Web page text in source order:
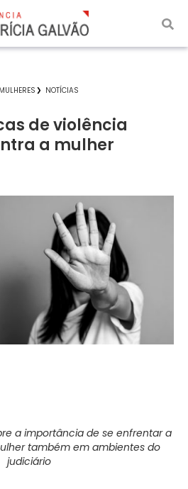
NOTÍCIAS
de violência
a mulher
a importância de se enfrentar a
também em ambientes do
judiciário